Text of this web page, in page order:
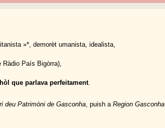
»*, demorèt umanista, idealista,
Ràdio País Bigòrra),
que parlava perfeitament.
deu Patrimòni de Gasconha , puish aRegion Gasconha